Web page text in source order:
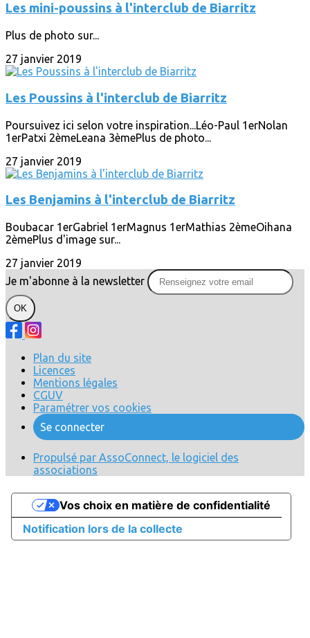
Les mini-poussins à l'interclub de Biarritz
Plus de photo sur...
27 janvier 2019
Les Poussins à l'interclub de Biarritz
Poursuivez ici selon votre inspiration...Léo-Paul 1erNolan
1erPatxi 2èmeLeana 3èmePlus de photo...
27 janvier 2019
Les Benjamins à l'interclub de Biarritz
Boubacar 1erGabriel 1erMagnus 1erMathias 2èmeOihana
2èmePlus d'image sur...
27 janvier 2019
Je m'abonne à la newsletter
OK
Plan du site
Licences
Mentions légales
CGUV
Paramétrer vos cookies
Se connecter
Propulsé par AssoConnect, le logiciel des
associations
Notification lors de la collecte
Vos choix en matière de confidentialité